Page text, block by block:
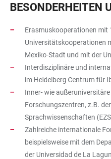
BESONDERHEITEN
Erasmuskooperationen mit
Universitätskooperationen
Mexiko-Stadt und mit der
Interdisziplinäre und
im Heidelberg Centrum für
Inner- wie
Forschungszentren, z.B.
Sprachwissenschaften
Zahlreiche internationale
beispielsweise mit dem
der Universidad de La